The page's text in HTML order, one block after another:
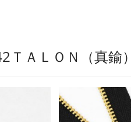
ＴＡＬＯＮ（真鍮）